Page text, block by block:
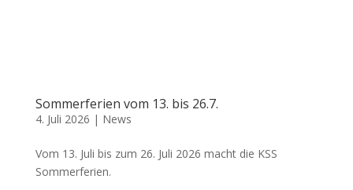
Sommerferien vom 13. bis 26.7.
4. Juli 2026 | News
Vom 13. Juli bis zum 26. Juli 2026 macht die KSS
Sommerferien.